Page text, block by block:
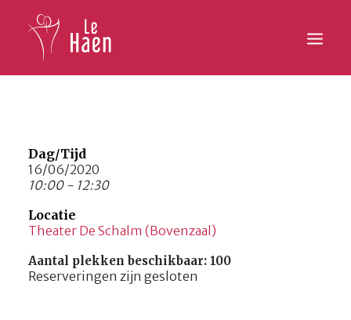
Lesaanbod
Activiteiten
Inschrijven
Galerij
Contact
Dag/Tijd
16/06/2020
10:00 - 12:30
Locatie
Theater De Schalm (Bovenzaal)
Aantal plekken beschikbaar: 100
Reserveringen zijn gesloten